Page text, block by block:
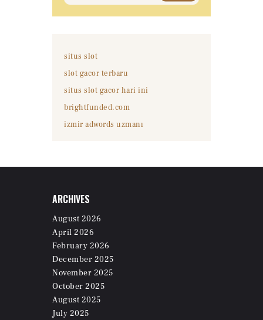
situs slot
slot gacor terbaru
situs slot gacor hari ini
brightfunded.com
izmir adwords uzmanı
ARCHIVES
August 2026
April 2026
February 2026
December 2025
November 2025
October 2025
August 2025
July 2025